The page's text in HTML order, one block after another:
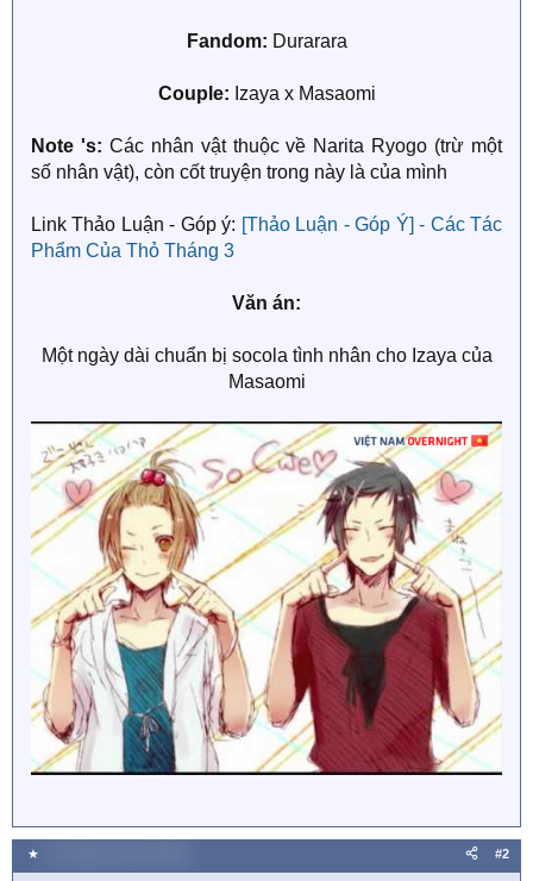
Fandom: Durarara
Couple: Izaya x Masaomi​
Note 's: Các nhân vật thuộc về Narita Ryogo (trừ một
số nhân vật), còn cốt truyện trong này là của mình
Link Thảo Luận - Góp ý: [Thảo Luận - Góp Ý] - Các Tác
Phẩm Của Thỏ Tháng 3
Văn án:
Một ngày dài chuẩn bị socola tình nhân cho Izaya của
Masaomi
★ #2